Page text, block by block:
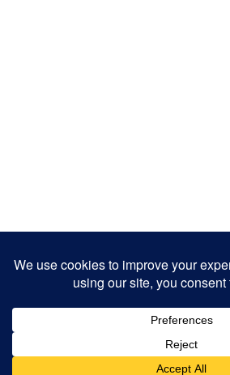
Designed by